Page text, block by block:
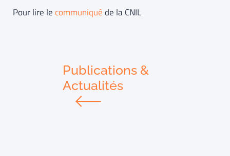
Pour lire lecommuniquéde la CNIL
Publications &
Actualités